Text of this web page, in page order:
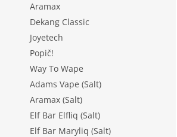
Aramax
Dekang Classic
Joyetech
Popič!
Way To Wape
Adams Vape (Salt)
Aramax (Salt)
Elf Bar Elfliq (Salt)
Elf Bar Maryliq (Salt)